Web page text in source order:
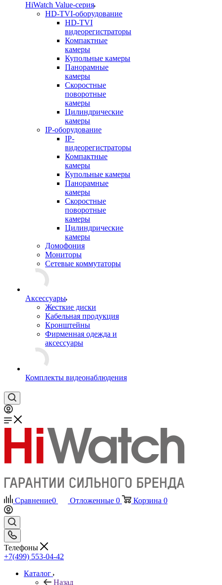
HiWatch Value-серия
HD-TVI-оборудование
HD-TVI
видеорегистраторы
Компактные
камеры
Купольные камеры
Панорамные
камеры
Скоростные
поворотные
камеры
Цилиндрические
камеры
IP-оборудование
IP-
видеорегистраторы
Компактные
камеры
Купольные камеры
Панорамные
камеры
Скоростные
поворотные
камеры
Цилиндрические
камеры
Домофония
Мониторы
Сетевые коммутаторы
Аксессуары
Жесткие диски
Кабельная продукция
Кронштейны
Фирменная одежда и
аксессуары
Комплекты видеонаблюдения
Сравнение0 Отложенные 0 Корзина 0
Телефоны
+7(499) 553-04-42
Каталог
Назад